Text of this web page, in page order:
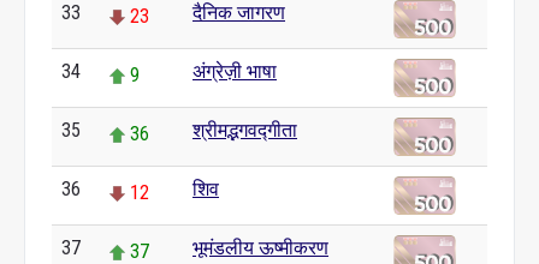
33 23 दैनिक जागरण
34 9 अंग्रेज़ी भाषा
35 36 श्रीमद्भगवद्गीता
36 12 शिव
37 37 भूमंडलीय ऊष्मीकरण